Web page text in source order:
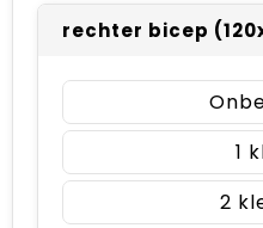
rechter bicep
1
2